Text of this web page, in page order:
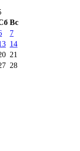
Вс
7
14
21
28